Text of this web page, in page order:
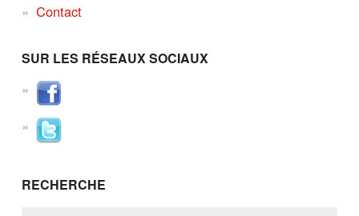
Contact
SUR LES RÉSEAUX SOCIAUX
RECHERCHE